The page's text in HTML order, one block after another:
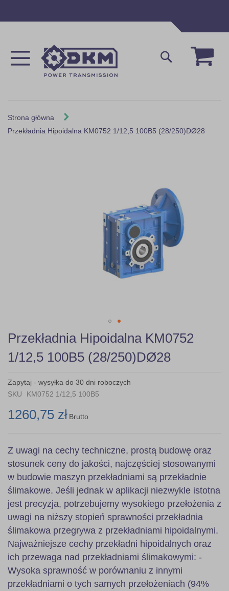
Mój
Szukaj
Strona główna
Przekładnia Hipoidalna KM0752 1/12,5 100B5 (28/250)DØ28
Skip
to
the
beginning
the
images
Przekładnia Hipoidalna KM0752
1/12,5 100B5 (28/250)DØ28
Zapytaj - wysyłka do 30 dni roboczych
SKU
KM0752 1/12,5 100B5
1260,75 zł Brutto
Z uwagi na cechy techniczne, prostą budowę oraz
stosunek ceny do jakości, najczęściej stosowanymi
w budowie maszyn przekładniami są przekładnie
ślimakowe. Jeśli jednak w aplikacji niezwykle istotna
jest precyzja, potrzebujemy wysokiego przełożenia z
uwagi na niższy stopień sprawności przekładnia
ślimakowa przegrywa z przekładniami hipoidalnymi.
Najważniejsze cechy przekładni hipoidalnych oraz
ich przewaga nad przekładniami ślimakowymi: -
Wysoka sprawność w porównaniu z innymi
przekładniami o tych samych przełożeniach (94%